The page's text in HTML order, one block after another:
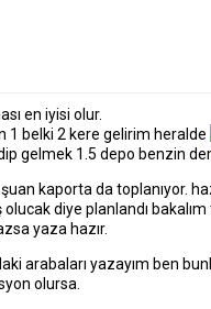
en iyisi olur.
1 belki 2 kere gelirim heralde
gelmek 1.5 depo benzin
kaporta da toplanıyor.
olucak diye planlandı bakalım
yaza hazır.
arabaları yazayım ben
olursa.